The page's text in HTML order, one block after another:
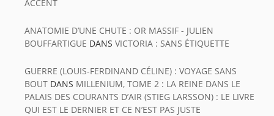
ACCENT
ANATOMIE D’UNE CHUTE : OR MASSIF - JULIEN
BOUFFARTIGUE DANS VICTORIA : SANS ÉTIQUETTE
GUERRE (LOUIS-FERDINAND CÉLINE) : VOYAGE SANS
BOUT DANS MILLENIUM, TOME 2 : LA REINE DANS LE
PALAIS DES COURANTS D’AIR (STIEG LARSSON) : LE LIVRE
QUI EST LE DERNIER ET CE N’EST PAS JUSTE